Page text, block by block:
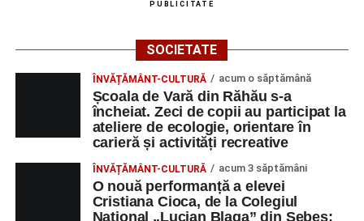
la bază doi piloni: OMUL SFINȚEȘTE LOCUL și VORBA
apoi în viața noastră, modul de adresare, tonul și gestica
Privind spre ediția următoare
În încheierea evenimentului, organizatorii au anunțat tema
educație. După trei ediții care au abordat comunicarea
didactică, dinamica diferențelor, participarea și luarea
deciziilor, comunitatea Sinaxa Educațională își propune
PUBLICITATE
SOCIETATE
ÎNVĂȚĂMÂNT-CULTURĂ acum o săptămână
Școala de Vară din Răhău s-a
încheiat. Zeci de copii au participat la
ateliere de ecologie, orientare în
carieră și activități recreative
ÎNVĂȚĂMÂNT-CULTURĂ acum 3 săptămâni
O nouă performanță a elevei
Cristiana Cioca, de la Colegiul
Național „Lucian Blaga” din Sebeș: